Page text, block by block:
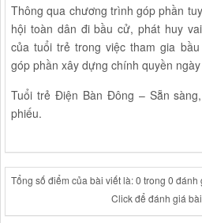
Thông qua chương trình góp phần
hội toàn dân đi bầu cử, phát huy
của tuổi trẻ trong việc tham gia
góp phần xây dựng chính quyền
Tuổi trẻ Điện Bàn Đông – Sẵn
phiếu.
Tổng số điểm của bài viết là: 0 trong 0 đánh
Click để đánh giá